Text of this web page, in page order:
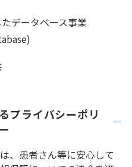
データベース事業
プライバシーポリ
、患者さん等に安心して